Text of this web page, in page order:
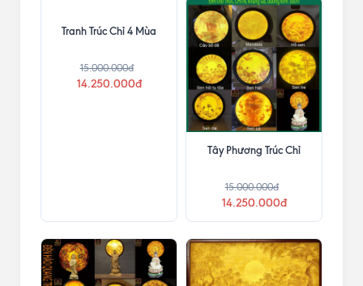
Tranh Trúc Chỉ 4 Mùa
15.000.000đ
14.250.000đ
Tây Phương Trúc Chỉ
15.000.000đ
14.250.000đ